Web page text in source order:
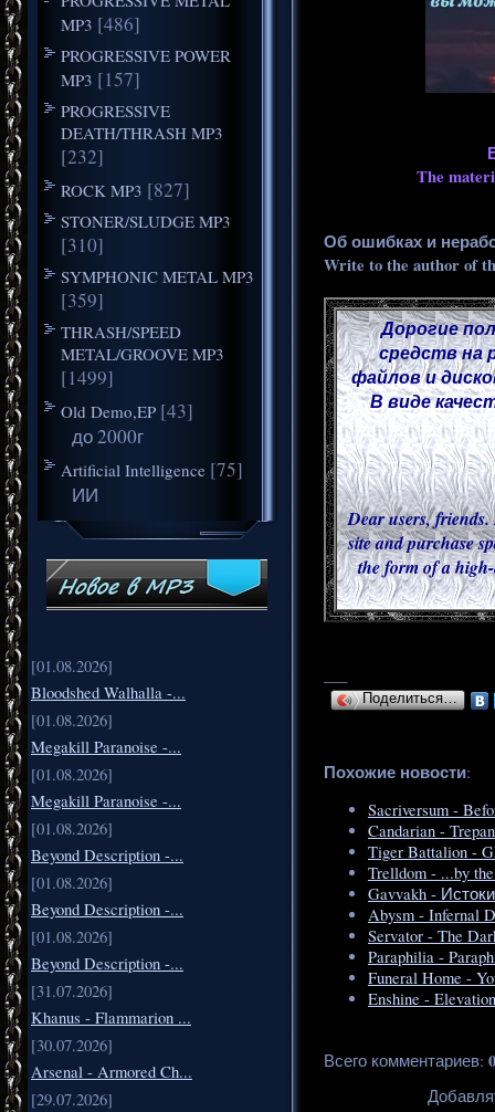
MP3 [486]
PROGRESSIVE POWER
MP3 [157]
PROGRESSIVE
DEATH/THRASH MP3
[232]
ROCK MP3 [827]
STONER/SLUDGE MP3
[310]
SYMPHONIC METAL MP3
[359]
THRASH/SPEED
METAL/GROOVE MP3
[1499]
Old Demo,EP [43]
до 2000г
Artificial Intelligence [75]
ИИ
[01.08.2026]
Bloodshed Walhalla -...
[01.08.2026]
Megakill Paranoise -...
[01.08.2026]
Megakill Paranoise -...
[01.08.2026]
Beyond Description -...
[01.08.2026]
Beyond Description -...
[01.08.2026]
Beyond Description -...
[31.07.2026]
Khanus - Flammarion ...
[30.07.2026]
Arsenal - Armored Ch...
[29.07.2026]
The
Об ошибках и
Write to the author of
Дорогие
средств на
файлов и
В виде
Dear users,
site and purchase
the form of a
Поделиться…
Похожие новости:
Sacriversum -
Candarian -
Tiger Battalion -
Trelldom - ...by
Gavvakh -
Abysm - Infernal
Servator - The
Paraphilia -
Funeral Home -
Enshine -
Всего комментариев: 0